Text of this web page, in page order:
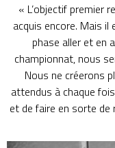
« L’objectif premier
acquis encore. Mais il
phase aller et en
championnat, nous
Nous ne créerons
attendus à chaque
et de faire en sorte